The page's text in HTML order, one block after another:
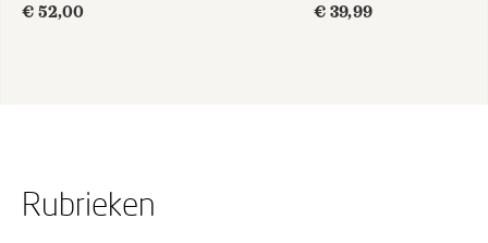
€ 52,00
€ 39,99
Rubrieken